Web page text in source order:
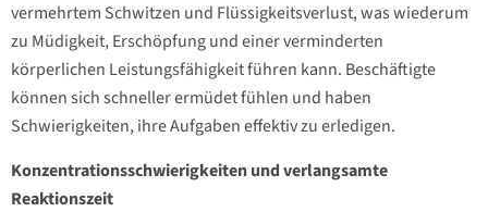
vermehrtem Schwitzen und Flüssigkeitsverlust, was wiederum
zu Müdigkeit, Erschöpfung und einer verminderten
körperlichen Leistungsfähigkeit führen kann. Beschäftigte
können sich schneller ermüdet fühlen und haben
Schwierigkeiten, ihre Aufgaben effektiv zu erledigen.
Konzentrationsschwierigkeiten und verlangsamte
Reaktionszeit